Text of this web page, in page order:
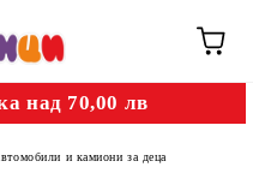
над 70,00 лв
и камиони за деца